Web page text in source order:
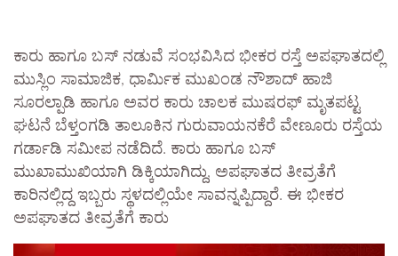
ಕಾರು ಹಾಗೂ ಬಸ್ ನಡುವೆ ಸಂಭವಿಸಿದ ಭೀಕರ ರಸ್ತೆ ಅಪಘಾತದಲ್ಲಿ
ಮುಸ್ಲಿಂ ಸಾಮಾಜಿಕ, ಧಾರ್ಮಿಕ ಮುಖಂಡ ನೌಶಾದ್ ಹಾಜಿ
ಸೂರಲ್ಪಾಡಿ ಹಾಗೂ ಅವರ ಕಾರು ಚಾಲಕ ಮುಷರಫ್ ಮೃತಪಟ್ಟ
ಘಟನೆ ಬೆಳ್ತಂಗಡಿ ತಾಲೂಕಿನ ಗುರುವಾಯನಕೆರೆ ವೇಣೂರು ರಸ್ತೆಯ
ಗರ್ಡಾಡಿ ಸಮೀಪ ನಡೆದಿದೆ. ಕಾರು ಹಾಗೂ ಬಸ್
ಮುಖಾಮುಖಿಯಾಗಿ ಡಿಕ್ಕಿಯಾಗಿದ್ದು, ಅಪಘಾತದ ತೀವ್ರತೆಗೆ
ಕಾರಿನಲ್ಲಿದ್ದ ಇಬ್ಬರು ಸ್ಥಳದಲ್ಲಿಯೇ ಸಾವನ್ನಪ್ಪಿದ್ದಾರೆ. ಈ ಭೀಕರ
ಅಪಘಾತದ ತೀವ್ರತೆಗೆ ಕಾರು